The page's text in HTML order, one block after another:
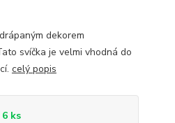
dekorem
svíčka je velmi vhodná do
celý popis
ks